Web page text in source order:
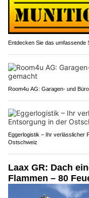
Entdecken Sie das umfassende
Room4u AG: Garagen- und
Eggerlogistik – Ihr verlässlicher
Ostschweiz
Laax GR: Dach
Flammen – 80